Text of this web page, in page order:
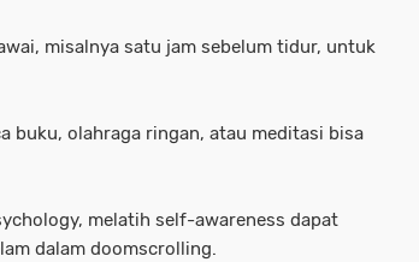
misalnya satu jam sebelum tidur, untuk
buku, olahraga ringan, atau meditasi bisa
melatih self-awareness dapat
dalam doomscrolling.